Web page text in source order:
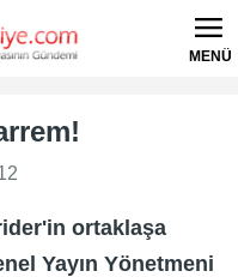
MENÜ
ortaklaşa
Yayın Yönetmeni